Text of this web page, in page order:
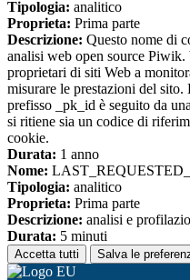
Tipologia: analitico
Proprieta: Prima parte
Descrizione: Questo nome di
analisi web open source
proprietari di siti Web a
misurare le prestazioni del
prefisso _pk_id è seguito da
si ritiene sia un codice di
cookie.
Durata: 1 anno
Nome:
Tipologia: analitico
Proprieta: Prima parte
Descrizione: analisi e
Durata: 5 minuti
Accetta tutti Salva le